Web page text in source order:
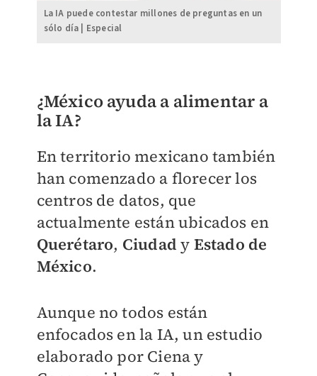
La IA puede contestar millones de preguntas en un
sólo día | Especial
¿México ayuda a alimentar a
la IA?
En territorio mexicano también
han comenzado a florecer los
centros de datos, que
actualmente están ubicados en
Querétaro, Ciudady Estado de
México.
Aunque no todos están
enfocados en la IA, un estudio
elaborado por Ciena y